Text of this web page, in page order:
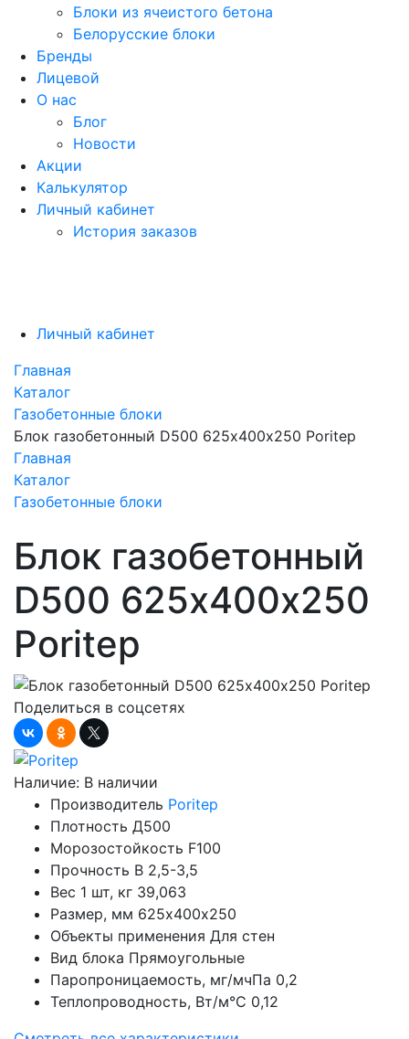
Блоки из ячеистого бетона
Белорусские блоки
Бренды
Лицевой
О нас
Блог
Новости
Акции
Калькулятор
Личный кабинет
История заказов
Личный кабинет
Главная
Каталог
Газобетонные блоки
Блок газобетонный D500 625х400х250 Poritep
Главная
Каталог
Газобетонные блоки
Блок газобетонный
D500 625х400х250
Poritep
Поделиться в соцсетях
Наличие: В наличии
Производитель Poritep
Плотность Д500
Морозостойкость F100
Прочность B 2,5-3,5
Вес 1 шт, кг 39,063
Размер, мм 625х400х250
Объекты применения Для стен
Вид блока Прямоугольные
Паропроницаемость, мг/мчПа 0,2
Теплопроводность, Вт/м°С 0,12